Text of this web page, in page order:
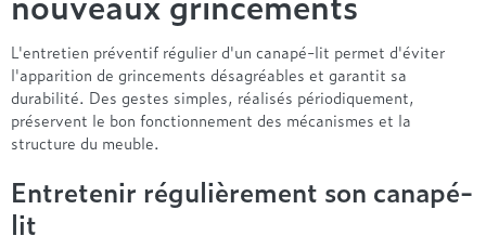
L'entretien préventif régulier d'un canapé-lit permet d'éviter
l'apparition de grincements désagréables et garantit sa
durabilité. Des gestes simples, réalisés périodiquement,
préservent le bon fonctionnement des mécanismes et la
structure du meuble.
Entretenir régulièrement son canapé-
lit